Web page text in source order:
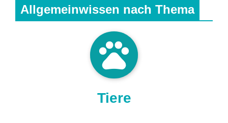
Allgemeinwissen nach Thema
pets
Tiere